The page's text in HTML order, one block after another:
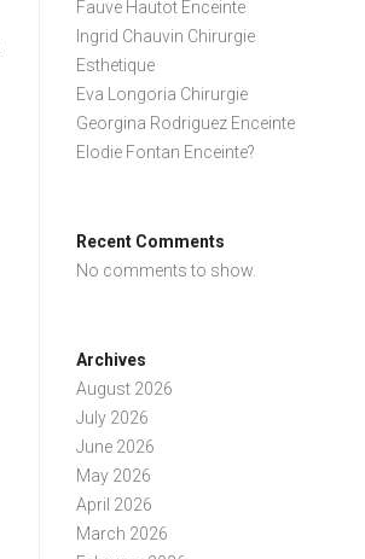
Fauve Hautot Enceinte
Ingrid Chauvin Chirurgie
Esthetique
Eva Longoria Chirurgie
Georgina Rodriguez Enceinte
Elodie Fontan Enceinte?
Recent Comments
No comments to show.
Archives
August 2026
July 2026
June 2026
May 2026
April 2026
March 2026